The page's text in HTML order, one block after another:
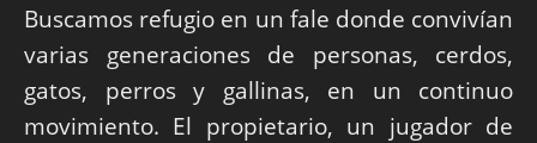
Buscamos refugio en un fale donde convivían
varias generaciones de personas, cerdos,
gatos, perros y gallinas, en un continuo
movimiento. El propietario, un jugador de